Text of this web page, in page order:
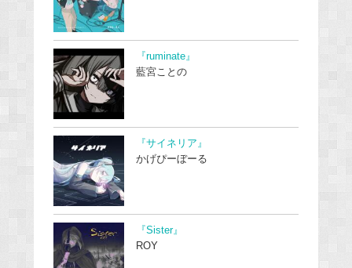
『ruminate』
藍宮ことの
『サイネリア』
かげぴーぼーる
『Sister』
ROY